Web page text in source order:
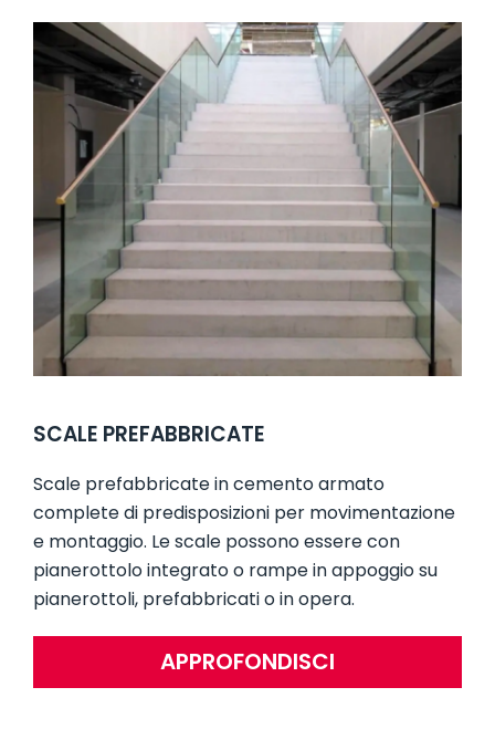
SCALE PREFABBRICATE
Scale prefabbricate in cemento armato
complete di predisposizioni per movimentazione
e montaggio. Le scale possono essere con
pianerottolo integrato o rampe in appoggio su
pianerottoli, prefabbricati o in opera.
APPROFONDISCI